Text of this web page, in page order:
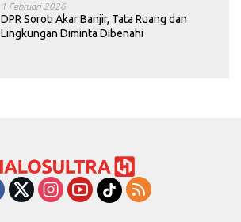
1 Februari 2026
DPR Soroti Akar Banjir, Tata Ruang dan
Lingkungan Diminta Dibenahi